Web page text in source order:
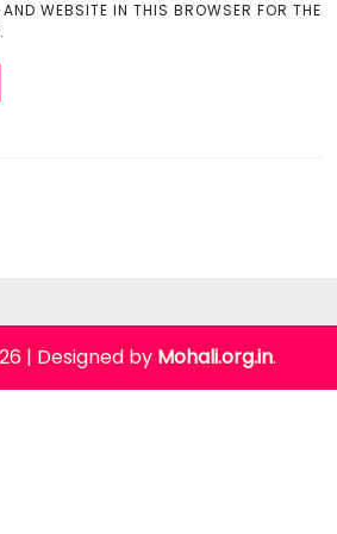
WEBSITE IN THIS BROWSER FOR THE
| Designed by Mohali.org.in.